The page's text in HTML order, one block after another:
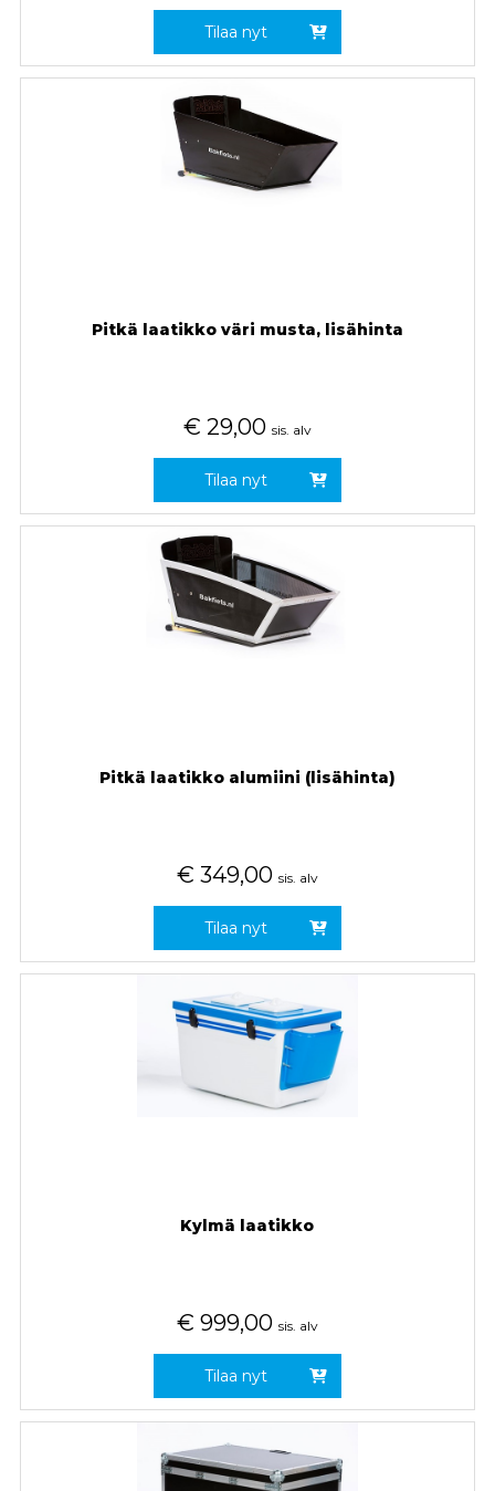
Tilaa nyt
Pitkä laatikko väri musta, lisähinta
€ 29,00 sis. alv
Tilaa nyt
Pitkä laatikko alumiini (lisähinta)
€ 349,00 sis. alv
Tilaa nyt
Kylmä laatikko
€ 999,00 sis. alv
Tilaa nyt